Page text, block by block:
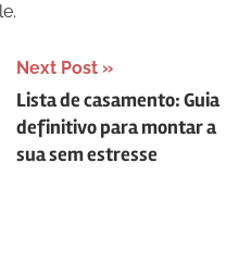
Next Post
Lista de casamento: Guia
definitivo para montar a
sua sem estresse